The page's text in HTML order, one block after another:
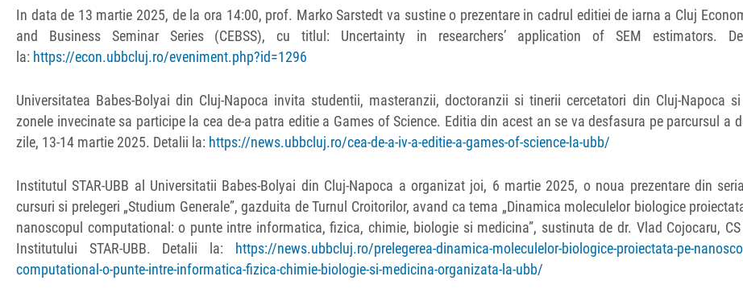
In data de 13 martie 2025, de la ora 14:00, prof. Marko Sarstedt va sustine o prezentare in cadrul editiei de iarna a Cluj
and Business Seminar Series (CEBSS), cu titlul: Uncertainty in researchers’ application of SEM estimators.
la: https://econ.ubbcluj.ro/eveniment.php?id=1296
Universitatea Babes-Bolyai din Cluj-Napoca invita studentii, masteranzii, doctoranzii si tinerii cercetatori din Cluj-Napoca
zonele invecinate sa participe la cea de-a patra editie a Games of Science. Editia din acest an se va desfasura pe parcursul a
zile, 13-14 martie 2025. Detalii la: https://news.ubbcluj.ro/cea-de-a-iv-a-editie-a-games-of-science-la-ubb/
Institutul STAR-UBB al Universitatii Babes-Bolyai din Cluj-Napoca a organizat joi, 6 martie 2025, o noua prezentare din
cursuri si prelegeri „Studium Generale”, gazduita de Turnul Croitorilor, avand ca tema „Dinamica moleculelor biologice
nanoscopul computational: o punte intre informatica, fizica, chimie, biologie si medicina”, sustinuta de dr. Vlad Cojocaru, CS
Institutului STAR-UBB. Detalii la:
https://news.ubbcluj.ro/prelegerea-dinamica-moleculelor-biologice-proiectata-pe-
computational-o-punte-intre-informatica-fizica-chimie-biologie-si-medicina-organizata-la-ubb/